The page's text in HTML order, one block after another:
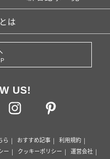
は
US!
ら おすすめ記事
利用規約
ー クッキーポリシー
運営会社